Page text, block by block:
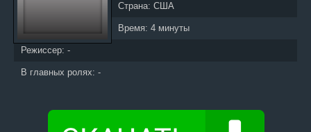
Страна: США
Время: 4 минуты
Режиссер: -
В главных ролях: -